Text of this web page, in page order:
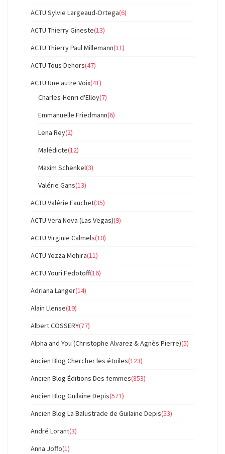
ACTU Sylvie Largeaud-Ortega(6)
ACTU Thierry Gineste(13)
ACTU Thierry Paul Millemann(11)
ACTU Tous Dehors(47)
ACTU Une autre Voix(41)
Charles-Henri d'Elloy(7)
Emmanuelle Friedmann(6)
Lena Rey(2)
Malédicte(12)
Maxim Schenkel(3)
Valérie Gans(13)
ACTU Valérie Fauchet(35)
ACTU Vera Nova (Las Vegas)(9)
ACTU Virginie Calmels(10)
ACTU Yezza Mehira(11)
ACTU Youri Fedotoff(16)
Adriana Langer(14)
Alain Llense(19)
Albert COSSERY(77)
Alpha and You (Christophe Alvarez & Agnès Pierre)(5)
Ancien Blog Chercher les étoiles(123)
Ancien Blog Éditions Des femmes(853)
Ancien Blog Guilaine Depis(571)
Ancien Blog La Balustrade de Guilaine Depis(53)
André Lorant(3)
Anna Joffo(1)